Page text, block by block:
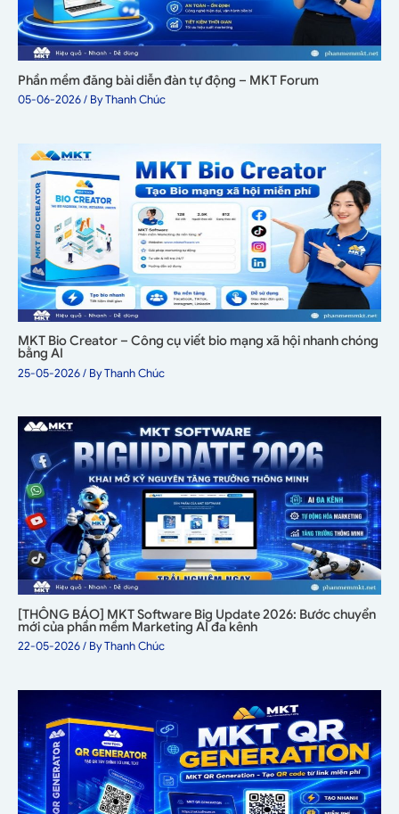
Phần mềm đăng bài diễn đàn tự động – MKT Forum
05-06-2026/ ByThanh Chúc
MKT Bio Creator – Công cụ viết bio mạng xã hội nhanh chóng
bằng AI
25-05-2026/ ByThanh Chúc
[THÔNG BÁO] MKT Software Big Update 2026: Bước chuyển
mới của phần mềm Marketing AI đa kênh
22-05-2026/ ByThanh Chúc